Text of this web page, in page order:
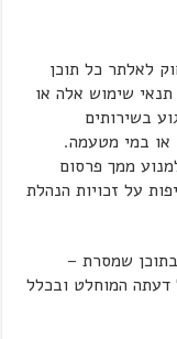
לאלתר כל תוכן
שימוש אלה או
בשירותים
או במי מטעמה.
ממך פרסום
על זכויות הנהלת
שמסרת –
דעתה המוחלט ובכלל